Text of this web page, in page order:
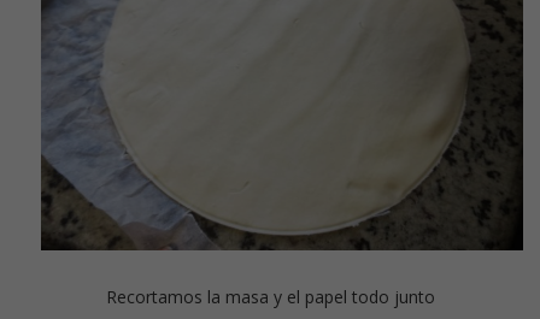
Recortamos la masa y el papel todo junto